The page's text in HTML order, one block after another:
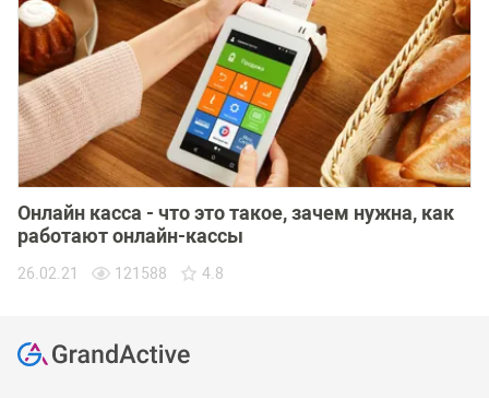
Онлайн касса - что это такое, зачем нужна, как
работают онлайн-кассы
26.02.21 121588 4.8